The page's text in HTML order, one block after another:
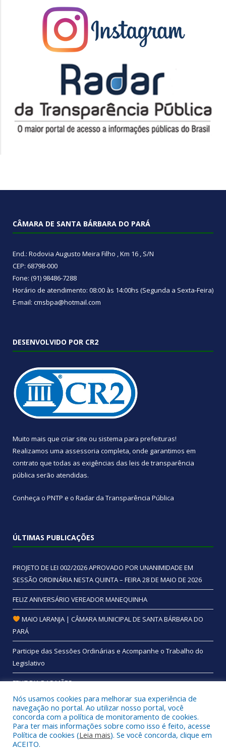
CÂMARA DE SANTA BÁRBARA DO PARÁ
End.: Rodovia Augusto Meira Filho , Km 16 , S/N
CEP: 68798-000
Fone: (91) 98486-7288
Horário de atendimento: 08:00 às 14:00hs (Segunda a Sexta-Feira)
E-mail: cmsbpa@hotmail.com
DESENVOLVIDO POR CR2
Muito mais que criar site ou sistema para prefeituras!
Realizamos uma assessoria completa, onde garantimos em
contrato que todas as exigências das leis de transparência
pública serão atendidas.
Conheça o PNTP e o Radar da Transparência Pública
ÚLTIMAS PUBLICAÇÕES
PROJETO DE LEI 002/2026 APROVADO POR UNANIMIDADE EM
SESSÃO ORDINÁRIA NESTA QUINTA – FEIRA 28 DE MAIO DE 2026
FELIZ ANIVERSÁRIO VEREADOR MANEQUINHA
MAIO LARANJA | CÂMARA MUNICIPAL DE SANTA BÁRBARA DO
PARÁ
Participe das Sessões Ordinárias e Acompanhe o Trabalho do
Legislativo
FELIZ DIA DAS MÃES
Todos os direitos reservados a Câmara Municipal de Santa
Bárbara do Pará.
Nós usamos cookies para melhorar sua experiência de
navegação no portal. Ao utilizar nosso portal, você
concorda com a política de monitoramento de cookies.
Para ter mais informações sobre como isso é feito, acesse
Política de cookies (Leia mais). Se você concorda, clique em
ACEITO.